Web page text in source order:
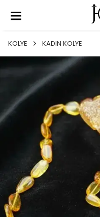
KOLYE KADIN KOLYE